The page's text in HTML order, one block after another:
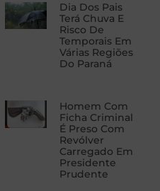
Dia Dos Pais
Terá Chuva E
Risco De
Temporais Em
Várias Regiões
Do Paraná
Homem Com
Ficha Criminal
É Preso Com
Revólver
Carregado Em
Presidente
Prudente